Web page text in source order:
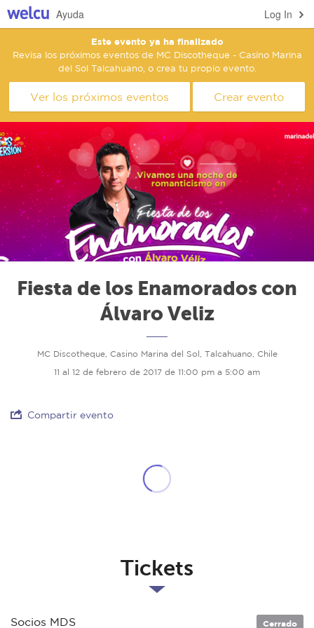
Log In
Ayuda
Este evento ya ha finalizado
Revisa los próximos eventos de MC Discotheque - Casino Marina
del Sol Talcahuano, o crea tu propio evento.
Ver los próximos eventos Crear evento
Fiesta de los Enamorados con
Álvaro Veliz
MC Discotheque, Casino Marina del Sol, Talcahuano, Chile
11 al 12 de febrero de 2017 de 11:00 pm a 5:00 am
Compartir evento
Tickets
Socios MDS Cerrado